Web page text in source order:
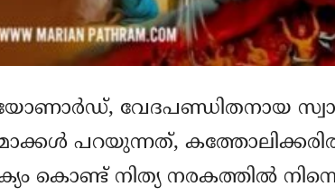
വേദപണ്ഡിതനായ
പറയുന്നത്,
കൊണ്ട് നിത്യ നരകത്തില്‍